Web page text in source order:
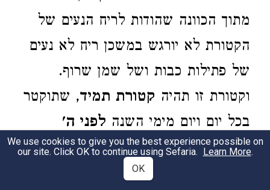
מתוך הכוונה שהודות לריח הנעים של
הקטורת לא יורגש במשכן ריח לא נעים
של פתילות כבות ושל שמן שרוף.
וקטורת זו תהיה קטורת תמיד, שתוקטר
בכל יום ויום מימי השנה לפני ה'
לדורותיכם. מה יהיה פיטום הקטורת
ייאמר בפרטות להלן (פס' ל"ד ואילך).
We use cookies to give you the best experience possible on
our site. Click OK to continue using Sefaria. Learn More.
OK